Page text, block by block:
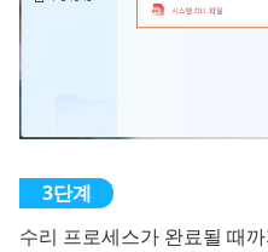
수리 프로세스가 완료될 때